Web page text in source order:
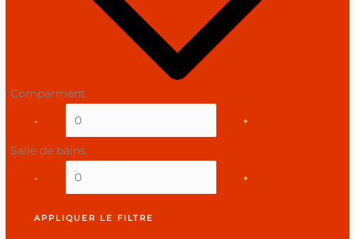
Comparment
- +
Salle de bains
- +
APPLIQUER LE FILTRE